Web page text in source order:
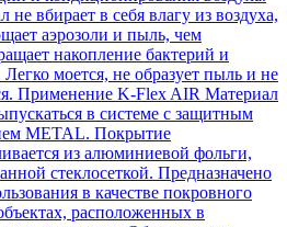
не вбирает в себя влагу из воздуха,
аэрозоли и пыль, чем
накопление бактерий и
Легко моется, не образует пыль и не
Применение K-Flex AIR Материал
в системе c защитным
METAL. Покрытие
из алюминиевой фольги,
стеклосеткой. Предназначено
в качестве покровного
расположенных в